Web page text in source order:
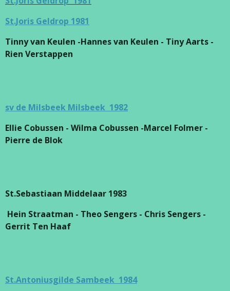
St.Joris Geldrop 1981
Tinny van Keulen -Hannes van Keulen - Tiny Aarts -
Rien Verstappen
sv de Milsbeek Milsbeek 1982
Ellie Cobussen - Wilma Cobussen -Marcel Folmer -
Pierre de Blok
St.Sebastiaan Middelaar 1983
Hein Straatman - Theo Sengers - Chris Sengers -
Gerrit Ten Haaf
St.Antoniusgilde Sambeek 1984